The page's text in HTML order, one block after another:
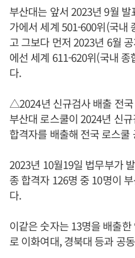
부산대는 앞서 2023년 9월
가에서 세계 501-600위(국내
고 그보다 먼저 2023년 6월
에선 세계 611-620위(국내
다.
△2024년 신규검사 배출 전국
부산대 로스쿨이 2024년 신
합격자를 배출해 전국 로스쿨
2023년 10월19일 법무부가
종 합격자 126명 중 10명이
다.
이같은 숫자는 13명을 배출
로 이화여대, 경북대 등과 공